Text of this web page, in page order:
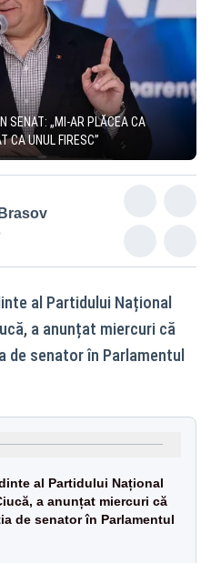
SENAT: „MI-AR PLĂCEA CA
CA UNUL FIRESC”
al Partidului Național
a anunțat miercuri că
de senator în Parlamentul
al Partidului Național
a anunțat miercuri că
de senator în Parlamentul